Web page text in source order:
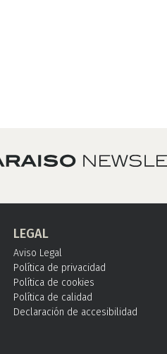
LEGAL
Aviso Legal
Política de privacidad
Política de cookies
Política de calidad
Declaración de accesibilidad